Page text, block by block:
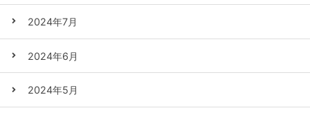
2024年7月
2024年6月
2024年5月